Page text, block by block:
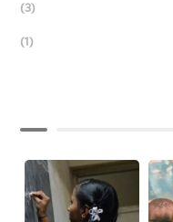
(3)
(1)